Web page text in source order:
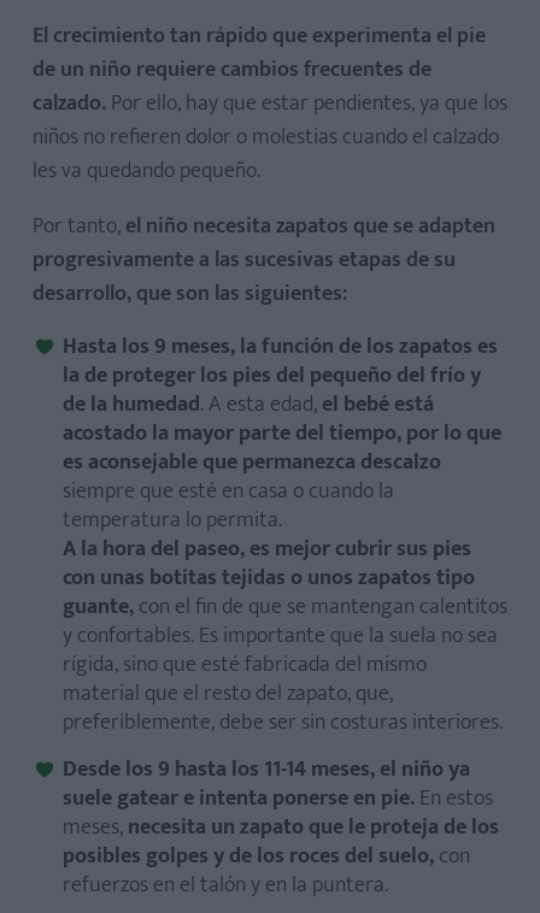
El crecimiento tan rápido que experimenta el pie
de un niño requiere cambios frecuentes de
calzado. Por ello, hay que estar pendientes, ya que los
niños no refieren dolor o molestias cuando el calzado
les va quedando pequeño.
Por tanto,el niño necesita zapatos que se adapten
progresivamente a las sucesivas etapas de su
desarrollo, que son las siguientes:
Hasta los 9 meses, la función de los zapatos es
la de proteger los pies del pequeño del frío y
de la humedad. A esta edad,el bebé está
acostado la mayor parte del tiempo, por lo que
es aconsejable que permanezca descalzo
siempre que esté en casa o cuando la
temperatura lo permita.
A la hora del paseo, es mejor cubrir sus pies
con unas botitas tejidas o unos zapatos tipo
guante,con el fin de que se mantengan calentitos
y confortables. Es importante que la suela no sea
rígida, sino que esté fabricada del mismo
material que el resto del zapato, que,
preferiblemente, debe ser sin costuras interiores.
Desde los 9 hasta los 11-14 meses, el niño ya
suele gatear e intenta ponerse en pie.En estos
meses,necesita un zapato que le proteja de los
posibles golpes y de los roces del suelo,con
refuerzos en el talón y en la puntera.